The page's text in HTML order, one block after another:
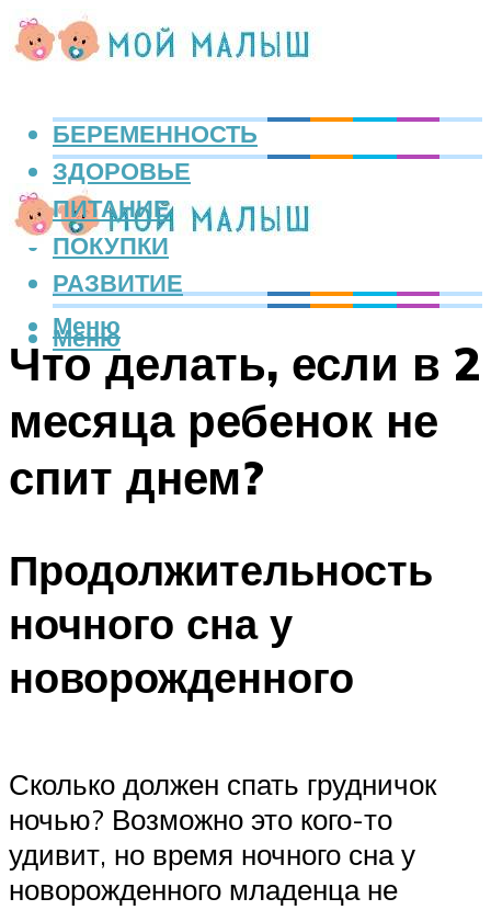
БЕРЕМЕННОСТЬ
ЗДОРОВЬЕ
ПИТАНИЕ
ПОКУПКИ
РАЗВИТИЕ
Меню
Меню
Что делать, если в 2
месяца ребенок не
спит днем?
Продолжительность
ночного сна у
новорожденного
Сколько должен спать грудничок
ночью? Возможно это кого-то
удивит, но время ночного сна у
новорожденного младенца не